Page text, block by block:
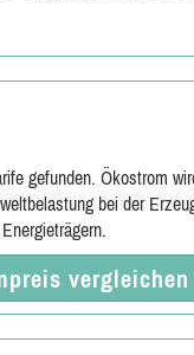
gefunden. Ökostrom
bei der
vergleichen